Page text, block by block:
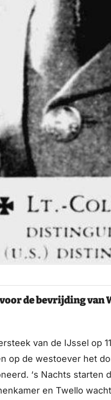
de bevrijding van
van de IJssel op
op de westoever het
‘s Nachts starten
en Twello